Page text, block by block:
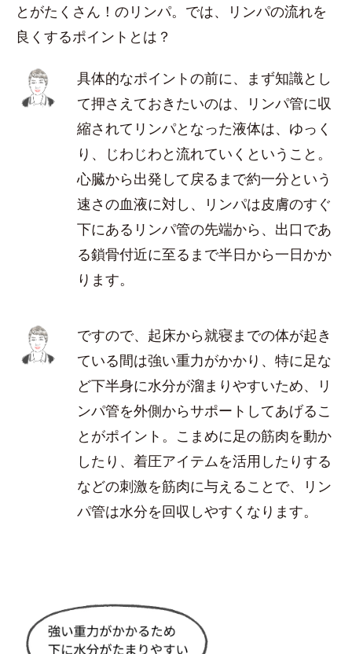
とがたくさん！のリンパ。では、リンパの流れを
良くするポイントとは？
具体的なポイントの前に、まず知識とし
て押さえておきたいのは、リンパ管に収
縮されてリンパとなった液体は、ゆっく
り、じわじわと流れていくということ。
心臓から出発して戻るまで約一分という
速さの血液に対し、リンパは皮膚のすぐ
下にあるリンパ管の先端から、出口であ
る鎖骨付近に至るまで半日から一日かか
ります。
ですので、起床から就寝までの体が起き
ている間は強い重力がかかり、特に足な
ど下半身に水分が溜まりやすいため、リ
ンパ管を外側からサポートしてあげるこ
とがポイント。こまめに足の筋肉を動か
したり、着圧アイテムを活用したりする
などの刺激を筋肉に与えることで、リン
パ管は水分を回収しやすくなります。